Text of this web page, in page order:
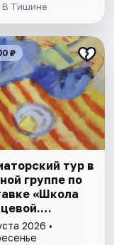
В Тишине
₽
тур в
группе по
«Школа
2026 •